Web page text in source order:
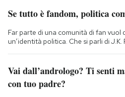
Se tutto è fandom, politica
Far parte di una comunità di fan vuol
un’identità politica. Che si parli di
Vai dall’andrologo? Ti senti
con tuo padre?